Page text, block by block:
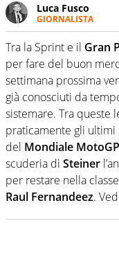
Luca Fusco
GIORNALISTA
Giornalista
lui sgasa,
sul podio
Tra la Sprint e il Gran
per fare del buon
settimana prossima
già conosciuti da
sistemare. Tra queste
praticamente gli
del Mondiale
scuderia di Steiner
per restare nella
Raul Fernandeez.